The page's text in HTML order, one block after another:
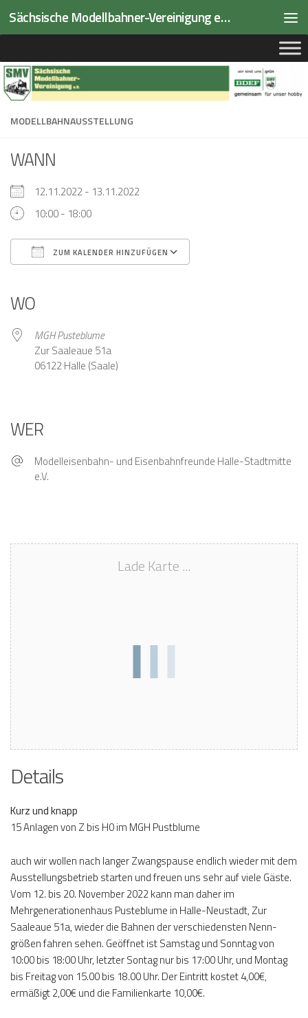
Zum Inhalt springen Sächsische Modellbahner-Vereinigung e.V.
MODELLBAHNAUSSTELLUNG
WANN
12.11.2022 - 13.11.2022
10:00 - 18:00
ZUM KALENDER HINZUFÜGEN
WO
MGH Pusteblume
Zur Saaleaue 51a
06122 Halle (Saale)
WER
Modelleisenbahn- und Eisenbahnfreunde Halle-Stadtmitte
e.V.
Lade Karte ...
Details
Kurz und knapp
15 Anlagen von Z bis H0 im MGH Pustblume
auch wir wollen nach langer Zwangspause endlich wieder mit dem
Ausstellungsbetrieb starten und freuen uns sehr auf viele Gäste.
Vom 12. bis 20. November 2022 kann man daher im
Mehrgenerationenhaus Pusteblume in Halle-Neustadt, Zur
Saaleaue 51a, wieder die Bahnen der verschiedensten Nenn­
größen fahren sehen. Geöffnet ist Samstag und Sonntag von
10:00 bis 18:00 Uhr, letzter Sontag nur bis 17:00 Uhr, und Montag
bis Freitag von 15.00 bis 18.00 Uhr. Der Eintritt kostet 4,00€,
ermäßigt 2,00€ und die Familienkarte 10,00€.